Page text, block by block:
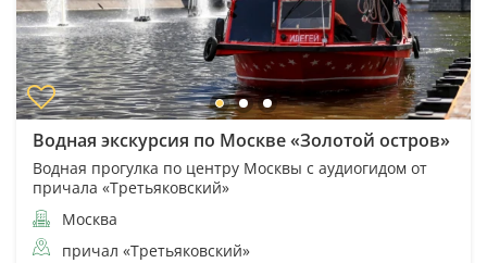
Водная экскурсия по Москве «Золотой остров»
Водная прогулка по центру Москвы с аудиогидом от
причала «Третьяковский»
Москва
причал «Третьяковский»